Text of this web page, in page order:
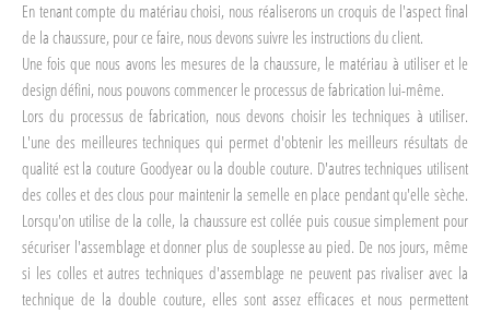
En tenant compte du matériau choisi, nous réaliserons un croquis de l'aspect final
de la chaussure, pour ce faire, nous devons suivre les instructions du client.
Une fois que nous avons les mesures de la chaussure, le matériau à utiliser et le
design défini, nous pouvons commencer le processus de fabrication lui-même.
Lors du processus de fabrication, nous devons choisir les techniques à utiliser.
L'une des meilleures techniques qui permet d'obtenir les meilleurs résultats de
qualité est la couture Goodyear ou la double couture. D'autres techniques utilisent
des colles et des clous pour maintenir la semelle en place pendant qu'elle sèche.
Lorsqu'on utilise de la colle, la chaussure est collée puis cousue simplement pour
sécuriser l'assemblage et donner plus de souplesse au pied. De nos jours, même
si les colles et autres techniques d'assemblage ne peuvent pas rivaliser avec la
technique de la double couture, elles sont assez efficaces et nous permettent